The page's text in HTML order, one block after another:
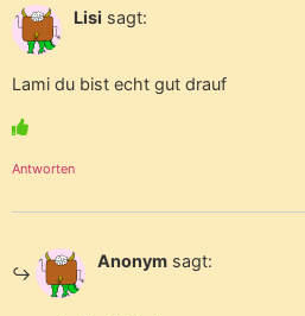
Lisi sagt:
Lami du bist echt gut drauf
Antworten
Anonym sagt: